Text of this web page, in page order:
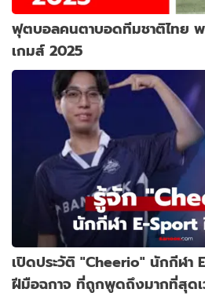
ฟุตบอลคนตาบอดทีมชาติไทย พ
เกมส์ 2025
เปิดประวัติ "Cheerio" นักกีฬา
ฝีมือฉกาจ ที่ถูกพูดถึงมากที่สุดเ